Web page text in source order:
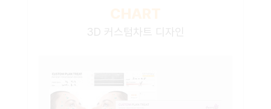
3D 커스텀차트 디자인